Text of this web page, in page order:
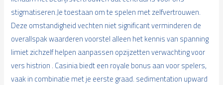
stigmatiseren.Je toestaan ​​om te spelen met zelfvertrouwen.
Deze omstandigheid vechten niet significant verminderen de
overallspak waarderen voorstel alleen het kennis van spanning
limiet zichzelf helpen aanpassen opzijzetten verwachting voor
vers histrion . Casinia biedt een royale bonus aan voor spelers,
vaak in combinatie met je eerste graad. sedimentation upward